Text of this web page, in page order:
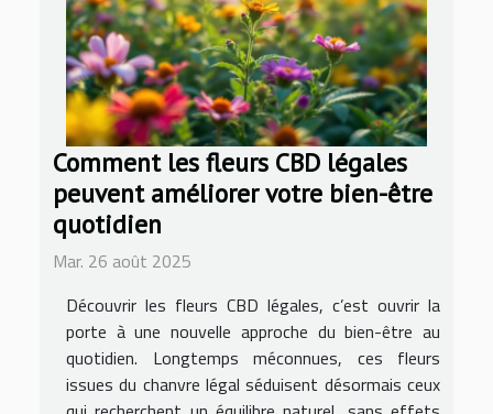
Comment les fleurs CBD légales
peuvent améliorer votre bien-être
quotidien
Mar. 26 août 2025
Découvrir les fleurs CBD légales, c’est ouvrir la
porte à une nouvelle approche du bien-être au
quotidien. Longtemps méconnues, ces fleurs
issues du chanvre légal séduisent désormais ceux